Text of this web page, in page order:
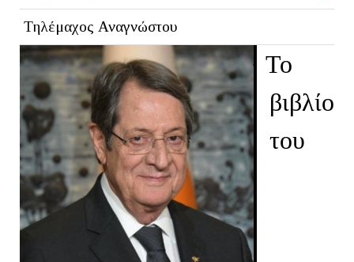
Τηλέμαχος Αναγνώστου
· Το
βιβλίο
του